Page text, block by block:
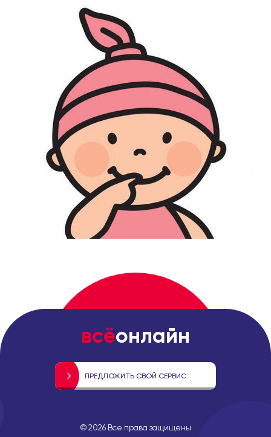
всёонлайн
ПРЕДЛОЖИТЬ СВОЙ СЕРВИС
©2026Все права защищены